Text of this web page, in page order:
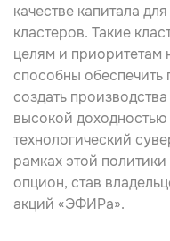
качестве капитала
кластеров. Такие
целям и приоритетам
способны обеспечить
создать
высокой доходностью
технологический
рамках этой
опцион, став
акций «ЭФИРа».